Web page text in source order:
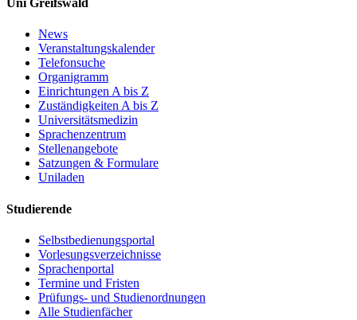
Uni Greifswald
News
Veranstaltungskalender
Telefonsuche
Organigramm
Einrichtungen A bis Z
Zuständigkeiten A bis Z
Universitätsmedizin
Sprachenzentrum
Stellenangebote
Satzungen & Formulare
Uniladen
Studierende
Selbstbedienungsportal
Vorlesungsverzeichnisse
Sprachenportal
Termine und Fristen
Prüfungs- und Studienordnungen
Alle Studienfächer